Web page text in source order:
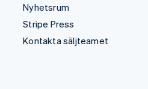
Nyhetsrum
Stripe Press
Kontakta säljteamet